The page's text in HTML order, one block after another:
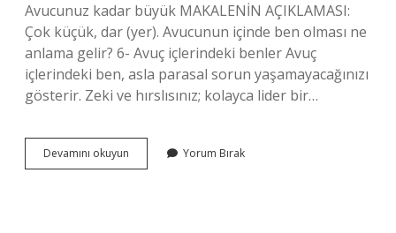
Avucunuz kadar büyük MAKALENİN AÇIKLAMASI:
Çok küçük, dar (yer). Avucunun içinde ben olması ne
anlama gelir? 6- Avuç içlerindeki benler Avuç
içlerindeki ben, asla parasal sorun yaşamayacağınızı
gösterir. Zeki ve hırslısınız; kolayca lider bir…
Devamını okuyun Avucunun
Içi
Yorum Bırak